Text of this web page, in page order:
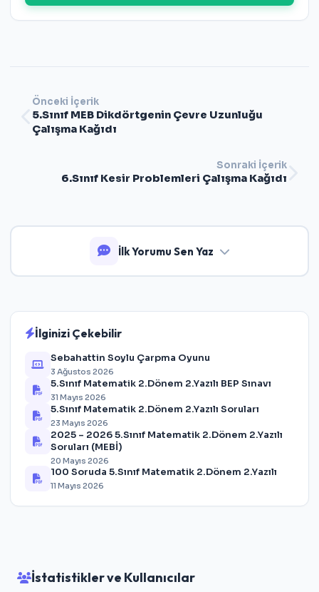
Önceki İçerik
5.Sınıf MEB Dikdörtgenin Çevre Uzunluğu
Çalışma Kağıdı
Sonraki İçerik
6.Sınıf Kesir Problemleri Çalışma Kağıdı
İlk Yorumu Sen Yaz
İlginizi Çekebilir
Sebahattin Soylu Çarpma Oyunu
3 Ağustos 2026
5.Sınıf Matematik 2.Dönem 2.Yazılı BEP Sınavı
31 Mayıs 2026
5.Sınıf Matematik 2.Dönem 2.Yazılı Soruları
23 Mayıs 2026
2025 – 2026 5.Sınıf Matematik 2.Dönem 2.Yazılı
Soruları (MEBİ)
20 Mayıs 2026
100 Soruda 5.Sınıf Matematik 2.Dönem 2.Yazılı
11 Mayıs 2026
İstatistikler ve Kullanıcılar